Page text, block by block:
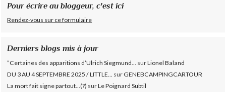
Pour écrire au bloggeur, c'est ici
Rendez-vous sur ce formulaire
Derniers blogs mis à jour
”Certaines des apparitions d’Ulrich Siegmund... surLionel Baland
DU 3 AU 4 SEPTEMBRE 2025 / LITTLE...
surGENEBCAMPINGCARTOUR
La mort fait signe partout...(?) surLe Poignard Subtil